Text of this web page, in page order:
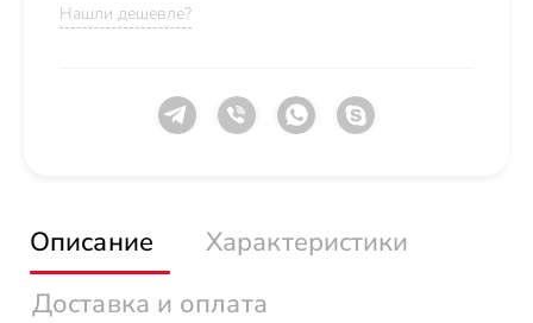
Нашли дешевле?
Описание
Характеристики
Доставка и оплата